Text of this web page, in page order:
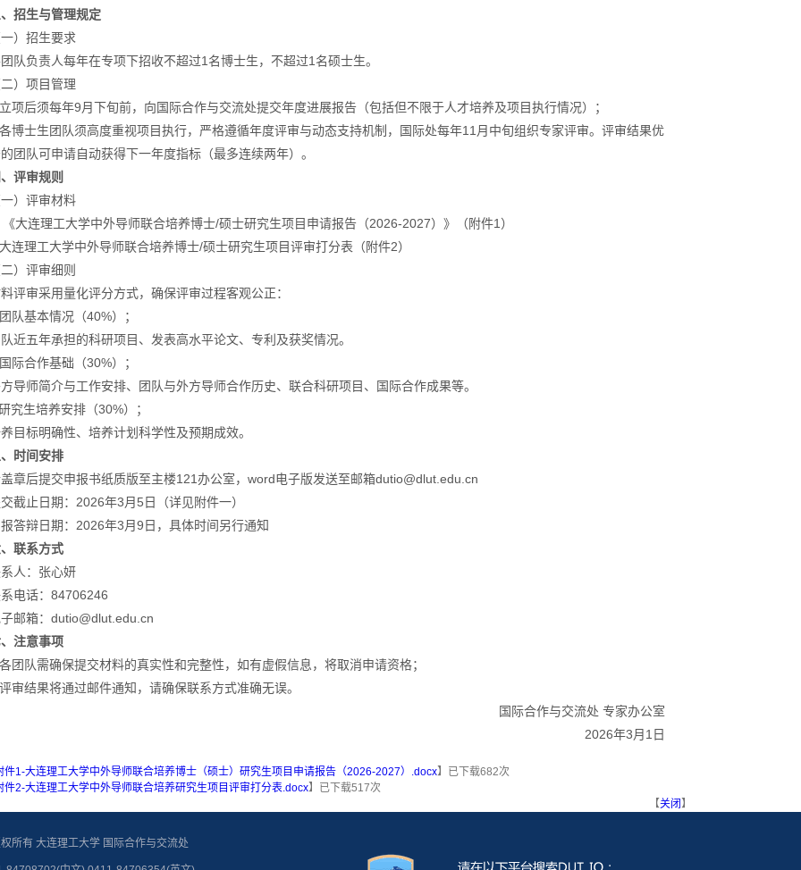
招生与管理规定
）招生要求
队负责人每年在专项下招收不超过1名博士生，不超过1名硕士生。
）项目管理
项后须每年9月下旬前，向国际合作与交流处提交年度进展报告（包括但不限于人才培养及项目执行情况）；
博士生团队须高度重视项目执行，严格遵循年度评审与动态支持机制，国际处每年11月中旬组织专家评审。评审结果优
团队可申请自动获得下一年度指标（最多连续两年）。
评审规则
）评审材料
大连理工大学中外导师联合培养博士/硕士研究生项目申请报告（2026-2027）》（附件1）
连理工大学中外导师联合培养博士/硕士研究生项目评审打分表（附件2）
）评审细则
评审采用量化评分方式，确保评审过程客观公正：
队基本情况（40%）；
近五年承担的科研项目、发表高水平论文、专利及获奖情况。
际合作基础（30%）；
导师简介与工作安排、团队与外方导师合作历史、联合科研项目、国际合作成果等。
究生培养安排（30%）；
目标明确性、培养计划科学性及预期成效。
时间安排
章后提交申报书纸质版至主楼121办公室，word电子版发送至邮箱dutio@dlut.edu.cn
截止日期：2026年3月5日（详见附件一）
答辩日期：2026年3月9日，具体时间另行通知
联系方式
人：张心妍
电话：84706246
邮箱：dutio@dlut.edu.cn
注意事项
团队需确保提交材料的真实性和完整性，如有虚假信息，将取消申请资格；
审结果将通过邮件通知，请确保联系方式准确无误。
国际合作与交流处 专家办公室
2026年3月1日
件1-大连理工大学中外导师联合培养博士（硕士）研究生项目申请报告（2026-2027）.docx】已下载682次
件2-大连理工大学中外导师联合培养研究生项目评审打分表.docx】已下载517次
【关闭 】
所有 大连理工大学 国际合作与交流处